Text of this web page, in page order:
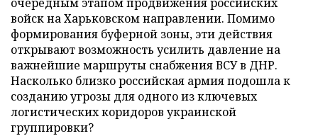
войск на Харьковском направлении. Помимо
формирования буферной зоны, эти действия
открывают возможность усилить давление на
важнейшие маршруты снабжения ВСУ в ДНР.
Насколько близко российская армия подошла к
созданию угрозы для одного из ключевых
логистических коридоров украинской
группировки?